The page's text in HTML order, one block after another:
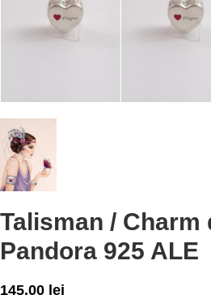
Talisman / Charm
Pandora 925 ALE
145,00 lei